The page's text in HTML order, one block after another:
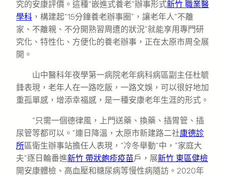
究的安康評價。這種“嵌進式養老”辦事形式新竹 職業醫
學科 ，構建起“15分鐘養老辦事圈”，讓老年人“不離
家、不離親、不分開熟習周遭的狀況”就能享用專門研
究化、特性化、方便化的養老辦事，正在太原市周全展
開。
山中醫科年夜學第一病院老年病科病區副主任杜毓
鋒表現，老年人在一路吃飯，一路文娛，可以很好地加
重孤單感，增添幸福感，是一種安康老年生涯的形式。
“只需一個德律風，上門送藥、換藥、插胃管、插
尿管等都可以。”連日降溫，太原市新建路二社康德診
所區衛生辦事站擔任人表現，“冷冬舉動”中，“家庭大
夫”逐日輪番進新竹 帶狀皰疹疫苗戶，展新竹 東區健檢
開安康體檢、高血壓和糖尿病等慢性病隨訪。2020年